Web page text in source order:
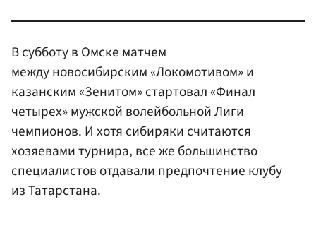
В субботу в Омске матчем
между новосибирским «Локомотивом» и
казанским «Зенитом» стартовал «Финал
четырех» мужской волейбольной Лиги
чемпионов. И хотя сибиряки считаются
хозяевами турнира, все же большинство
специалистов отдавали предпочтение клубу
из Татарстана.